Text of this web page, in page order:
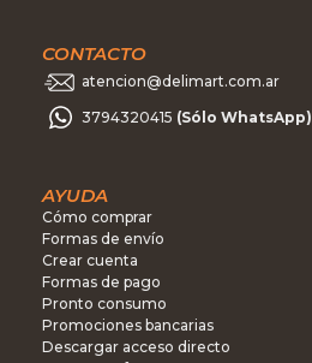
CONTACTO
atencion@delimart.com.ar
3794320415 (Sólo WhatsApp)
AYUDA
Cómo comprar
Formas de envío
Crear cuenta
Formas de pago
Pronto consumo
Promociones bancarias
Descargar acceso directo